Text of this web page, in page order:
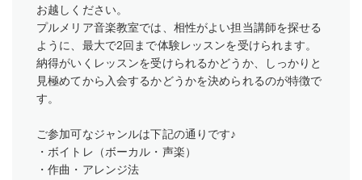
お越しください。
プルメリア音楽教室では、相性がよい担当講師を探せる
ように、最大で2回まで体験レッスンを受けられます。
納得がいくレッスンを受けられるかどうか、しっかりと
見極めてから入会するかどうかを決められるのが特徴で
す。
ご参加可なジャンルは下記の通りです♪
・ボイトレ（ボーカル・声楽）
・作曲・アレンジ法